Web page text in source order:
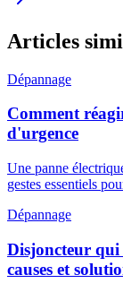
Articles
Dépannage
Comment
d'urgence
Une panne
gestes essentiels
Dépannage
Disjoncteur qui
causes et